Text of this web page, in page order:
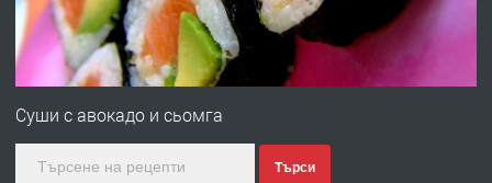
преди 4 дни
ПРЕДЛАГА
ПРОСТОРЕН ТРИСТАЕН
КУБА
Суши с авокадо и сьомга
Търси